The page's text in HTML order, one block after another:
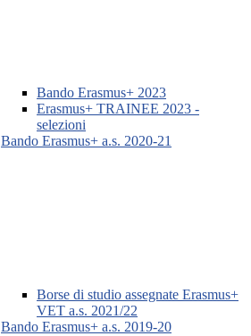
Bando Erasmus+ 2023
Erasmus+ TRAINEE 2023 -
selezioni
Bando Erasmus+ a.s. 2020-21
Borse di studio assegnate Erasmus+
VET a.s. 2021/22
Bando Erasmus+ a.s. 2019-20